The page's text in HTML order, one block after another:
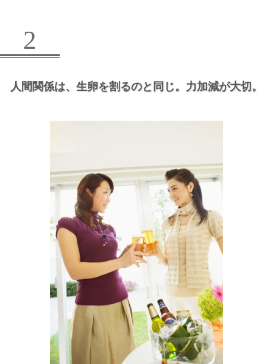
2
人間関係は、 生卵を割るのと同じ。 力加減が大切。